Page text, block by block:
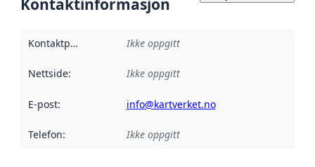
Kontaktinformasjon
Kontaktpunkt Ikke oppgitt
Nettside: Ikke oppgitt
E-post: info@kartverket.no
Telefon: Ikke oppgitt